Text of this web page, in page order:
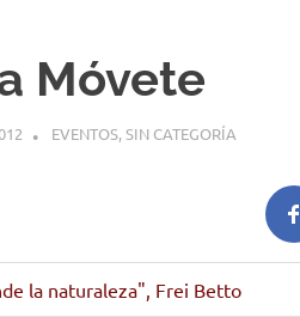
Móvete
DESARROLLO
EVENTOS,SIN CATEGORÍA
la naturaleza", Frei Betto